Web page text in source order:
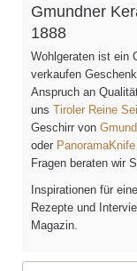
Gmundner
1888
Wohlgeraten ist ein
verkaufen
Anspruch an
uns Tiroler Reine
Geschirr von
oder PanoramaKnife
Fragen beraten wir
Inspirationen für
Rezepte und
Magazin.